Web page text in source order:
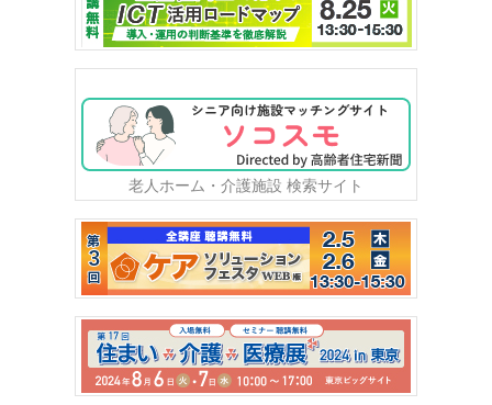
老人ホーム・介護施設 検索サイト